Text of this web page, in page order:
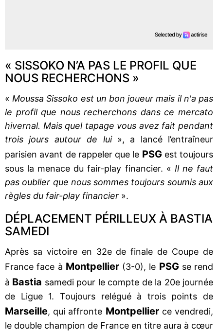
« SISSOKO N’A PAS LE PROFIL QUE
NOUS RECHERCHONS »
« Moussa Sissoko est un bon joueur mais il n'a pas
le profil que nous recherchons dans ce mercato
hivernal. Mais quel tapage vous avez fait pendant
trois jours autour de lui », a lancé l’entraîneur
parisien avant de rappeler que le PSGest toujours
sous la menace du fair-play financier. « Il ne faut
pas oublier que nous sommes toujours soumis aux
règles du fair-play financier ».
DÉPLACEMENT PÉRILLEUX À BASTIA
SAMEDI
Après sa victoire en 32e de finale de Coupe de
France face à Montpellier(3-0), le PSGse rend
à Bastia samedi pour le compte de la 20e journée
de Ligue 1. Toujours relégué à trois points de
Marseille, qui affronte Montpellierce vendredi,
le double champion de France en titre aura à cœur